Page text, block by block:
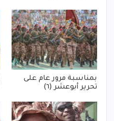
بمناسبة مرور عام على
تحرير أبوعشر (٦)